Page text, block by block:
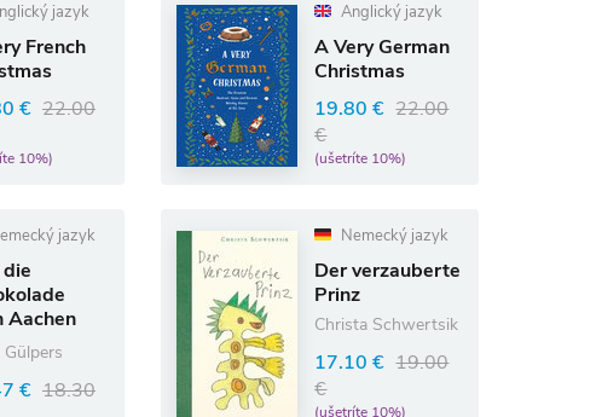
jazyk
French
€ 22.00
10%)
Anglický jazyk
A Very German
Christmas
19.80 € 22.00
€
(ušetríte 10%)
jazyk
Aachen
Gülpers
€ 18.30
Nemecký jazyk
Der verzauberte
Prinz
Christa Schwertsik
17.10 € 19.00
€
(ušetríte 10%)